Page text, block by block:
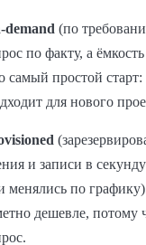
demand (по
по факту, а
самый простой
для нового
и записи в
менялись по
дешевле, потому